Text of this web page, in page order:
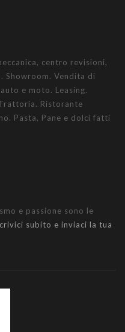
centro revisioni,
Showroom. Vendita di
e moto. Leasing.
Ristorante
Pasta, Pane e dolci fatti
e passione sono le
subito e inviaci la tua